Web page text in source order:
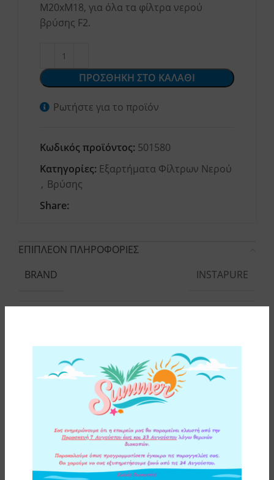
Μ20xΜ18, για όλα τα φίλτρα νερού
βρύσης F2.
ΠΡΟΣΘΗΚΗ ΣΤΟ ΚΑΛΑΘΙ
Ρωτήστε για το προϊόν
Κωδικός προϊόντος: 501580
Κατηγορίες: Εξαρτήματα Φίλτρων Νερού
, Βρύσης
Share:
ΕΠΙΠΛΕΟΝ ΠΛΗΡΟΦΟΡΙΕΣ
BRAND
INSTAPURE